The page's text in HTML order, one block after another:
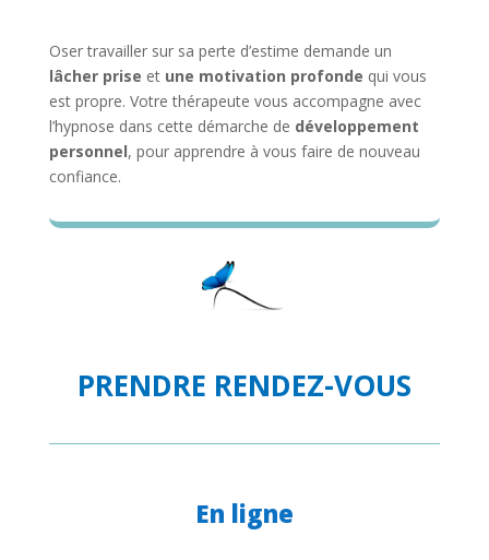
Oser travailler sur sa perte d’estime demande un
lâcher prise et une motivation profonde qui vous
est propre. Votre thérapeute vous accompagne avec
l’hypnose dans cette démarche de développement
personnel, pour apprendre à vous faire de nouveau
confiance.
PRENDRE RENDEZ-VOUS
En ligne